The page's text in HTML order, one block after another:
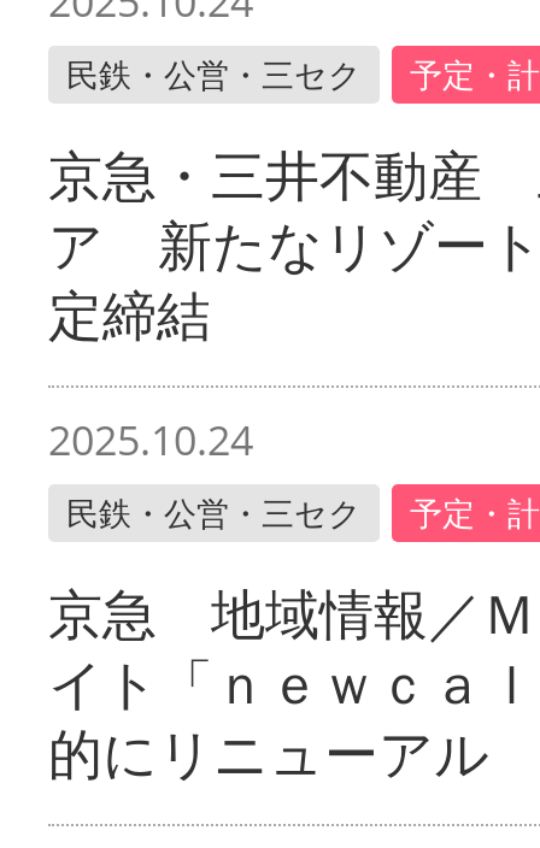
民鉄・公営・三セク 予定・
京急・三井不動産
ア 新たなリゾー
定締結
2025.10.24
民鉄・公営・三セク 予定・
京急 地域情報／
イト「ｎｅｗｃａ
的にリニューアル